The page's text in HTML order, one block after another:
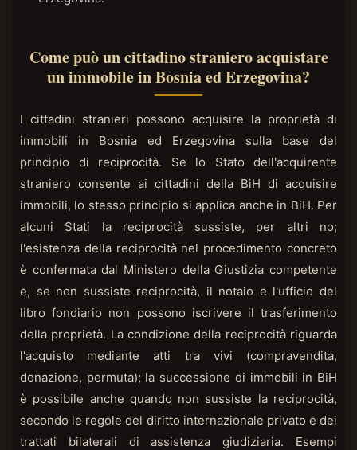
Come può un cittadino straniero acquistare
un immobile in Bosnia ed Erzegovina?
I cittadini stranieri possono acquisire la proprietà di
immobili in Bosnia ed Erzegovina sulla base del
principio di reciprocità. Se lo Stato dell'acquirente
straniero consente ai cittadini della BiH di acquisire
immobili, lo stesso principio si applica anche in BiH. Per
alcuni Stati la reciprocità sussiste, per altri no;
l'esistenza della reciprocità nel procedimento concreto
è confermata dal Ministero della Giustizia competente
e, se non sussiste reciprocità, il notaio e l'ufficio del
libro fondiario non possono iscrivere il trasferimento
della proprietà. La condizione della reciprocità riguarda
l'acquisto mediante atti tra vivi (compravendita,
donazione, permuta); la successione di immobili in BiH
è possibile anche quando non sussiste la reciprocità,
secondo le regole del diritto internazionale privato e dei
trattati bilaterali di assistenza giudiziaria. Esempi